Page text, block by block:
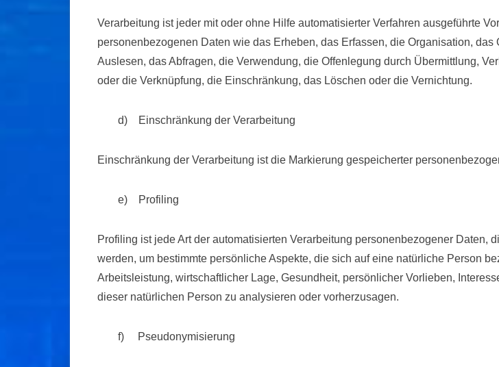
Verarbeitung ist jeder mit oder ohne Hilfe automatisierter Verfahren ausgeführte
personenbezogenen Daten wie das Erheben, das Erfassen, die Organisation,
Auslesen, das Abfragen, die Verwendung, die Offenlegung durch Übermittlung,
oder die Verknüpfung, die Einschränkung, das Löschen oder die Vernichtung.
d) Einschränkung der Verarbeitung
Einschränkung der Verarbeitung ist die Markierung gespeicherter
e) Profiling
Profiling ist jede Art der automatisierten Verarbeitung personenbezogener
werden, um bestimmte persönliche Aspekte, die sich auf eine natürliche Person
Arbeitsleistung, wirtschaftlicher Lage, Gesundheit, persönlicher Vorlieben,
dieser natürlichen Person zu analysieren oder vorherzusagen.
f) Pseudonymisierung